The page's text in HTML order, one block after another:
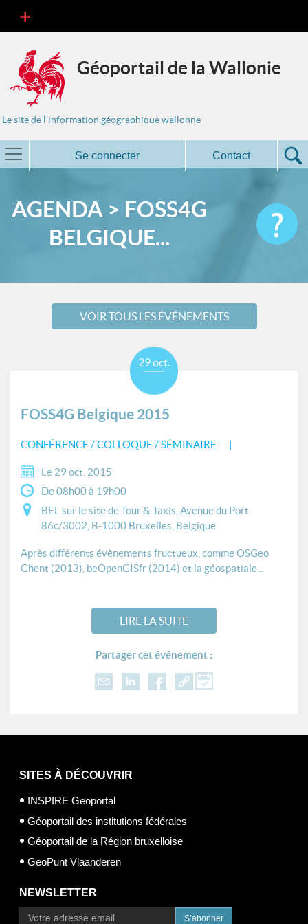
Géoportail de la Wallonie
Le site de l'information géographique wallonne
Se connecter Contact
AGENDA > FOSS4G
BELGIQUE...
VOIR TOUS LES ÉVÉNEMENTS
FOSS4G Belgique 2015
CONFÉRENCE / COLLOQUE / SÉMINAIRE
29 oct.
Le 29 oct. 2015
De 08h00 à 19h00
BEL sur le site de Tour & Taxis, Avenue du Port
86c/3002, B-1000 Bruxelles, Belgique
Après différents évènements fructueux, comme OSGeo
Ghent (2013), beOpenGISfr (2014) et la géospatiale...
LIRE LA SUITE
Partager cet événement :
SITES À DÉCOUVRIR
INSPIRE Geoportal
Géoportail des institutions fédérales
Géoportail de la Région bruxelloise
GeoPunt Vlaanderen
NEWSLETTER
S’abonner